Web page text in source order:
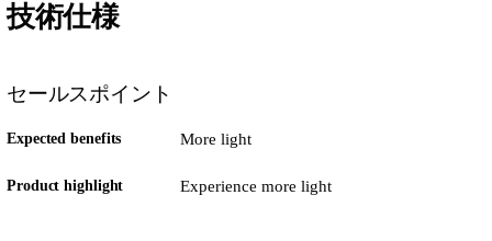
技術仕様
セールスポイント
Expected benefits More light
Product highlight Experience more light